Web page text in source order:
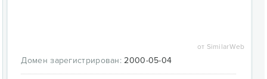
от SimilarWeb
Домен зарегистрирован: 2000-05-04